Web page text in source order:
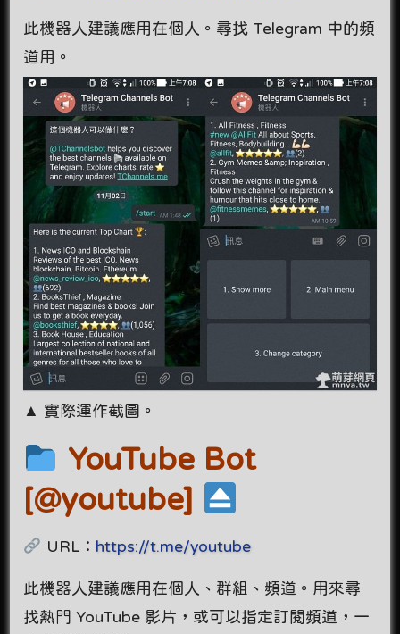
此機器人建議應用在個人。尋找 Telegram 中的頻
道用。
▲ 實際運作截圖。
YouTube Bot
[@youtube]
URL： https://t.me/youtube
此機器人建議應用在個人、群組、頻道。用來尋
找熱門 YouTube 影片，或可以指定訂閱頻道，一